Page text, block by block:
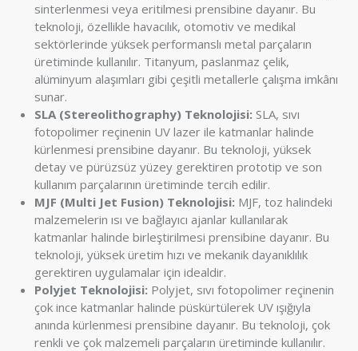
sinterlenmesi veya eritilmesi prensibine dayanır. Bu
teknoloji, özellikle havacılık, otomotiv ve medikal
sektörlerinde yüksek performanslı metal parçaların
üretiminde kullanılır. Titanyum, paslanmaz çelik,
alüminyum alaşımları gibi çeşitli metallerle çalışma imkânı
sunar.
SLA (Stereolithography) Teknolojisi: SLA, sıvı
fotopolimer reçinenin UV lazer ile katmanlar halinde
kürlenmesi prensibine dayanır. Bu teknoloji, yüksek
detay ve pürüzsüz yüzey gerektiren prototip ve son
kullanım parçalarının üretiminde tercih edilir.
MJF (Multi Jet Fusion) Teknolojisi: MJF, toz halindeki
malzemelerin ısı ve bağlayıcı ajanlar kullanılarak
katmanlar halinde birleştirilmesi prensibine dayanır. Bu
teknoloji, yüksek üretim hızı ve mekanik dayanıklılık
gerektiren uygulamalar için idealdir.
Polyjet Teknolojisi: Polyjet, sıvı fotopolimer reçinenin
çok ince katmanlar halinde püskürtülerek UV ışığıyla
anında kürlenmesi prensibine dayanır. Bu teknoloji, çok
renkli ve çok malzemeli parçaların üretiminde kullanılır.